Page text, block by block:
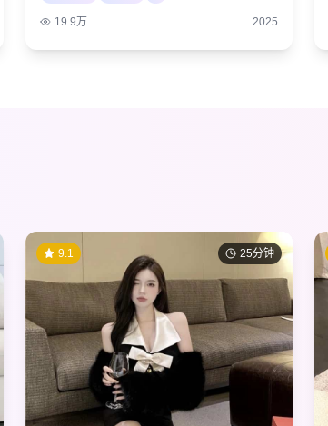
19.9万 2025
25分钟
9.1